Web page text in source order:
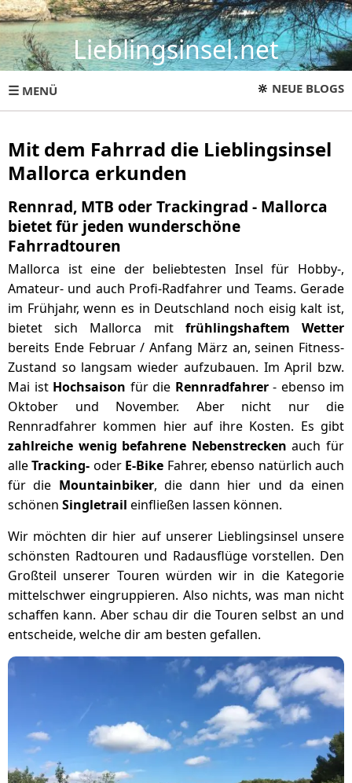
Lieblingsinsel.net
☰ MENÜ 🔆 NEUE BLOGS
Mit dem Fahrrad die Lieblingsinsel
Mallorca erkunden
Rennrad, MTB oder Trackingrad - Mallorca
bietet für jeden wunderschöne
Fahrradtouren
Mallorca ist eine der beliebtesten Insel für Hobby-,
Amateur- und auch Profi-Radfahrer und Teams. Gerade
im Frühjahr, wenn es in Deutschland noch eisig kalt ist,
bietet sich Mallorca mit frühlingshaftem Wetter
bereits Ende Februar / Anfang März an, seinen Fitness-
Zustand so langsam wieder aufzubauen. Im April bzw.
Mai ist Hochsaison für die Rennradfahrer- ebenso im
Oktober und November. Aber nicht nur die
Rennradfahrer kommen hier auf ihre Kosten. Es gibt
zahlreiche wenig befahrene Nebenstrecken auch für
alleTracking- oder E-Bike Fahrer, ebenso natürlich auch
für die Mountainbiker, die dann hier und da einen
schönen Singletrail einfließen lassen können.
Wir möchten dir hier auf unserer Lieblingsinsel unsere
schönsten Radtouren und Radausflüge vorstellen. Den
Großteil unserer Touren würden wir in die Kategorie
mittelschwer eingruppieren. Also nichts, was man nicht
schaffen kann. Aber schau dir die Touren selbst an und
entscheide, welche dir am besten gefallen.